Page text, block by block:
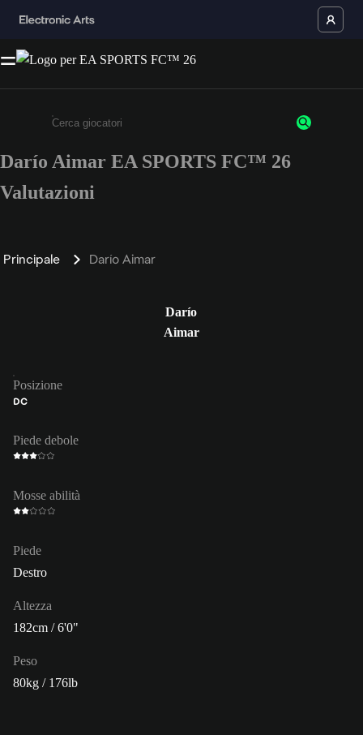
Inserisci un minimo di 3 caratteri o numeri.
Darío Aimar EA SPORTS FC™ 26
Valutazioni
Principale Darío Aimar
Darío
Aimar
Posizione
DC
Piede debole
Mosse abilità
Piede
Destro
Altezza
182cm / 6'0"
Peso
80kg / 176lb